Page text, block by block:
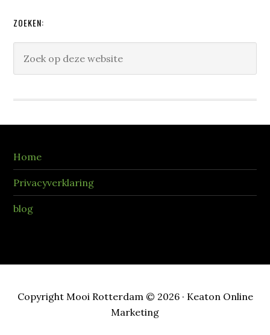
ZOEKEN:
Home
Privacyverklaring
blog
Copyright Mooi Rotterdam © 2026 · Keaton Online
Marketing